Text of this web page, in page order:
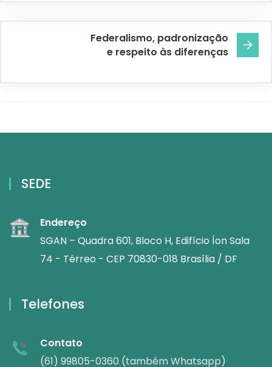
Federalismo, padronização
e respeito às diferenças
SEDE
Endereço
SGAN – Quadra 601, Bloco H, Edifício Íon Sala
74 - Térreo - CEP 70830-018 Brasília / DF
Telefones
Contato
(61) 99805-0360 (também Whatsapp)